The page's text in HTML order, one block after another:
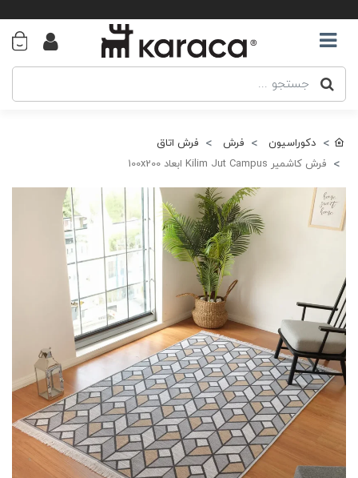
دکوراسیون فرش
فرش اتاق
فرش کاشمیر Kilim Jut Campus ابعاد 100x200